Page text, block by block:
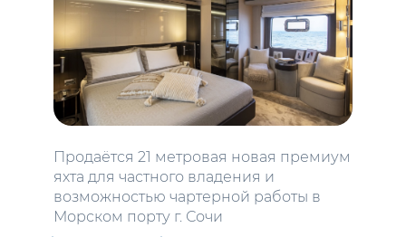
Продаётся 21 метровая новая премиум
яхта для частного владения и
возможностью чартерной работы в
Морском порту г. Сочи